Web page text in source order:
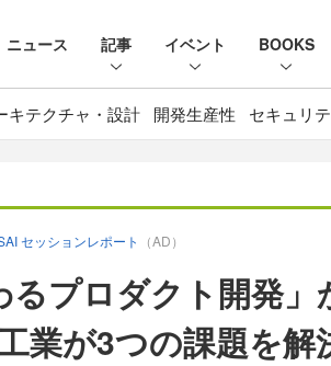
ニュース 記事 イベント BOOKS
キテクチャ・設計 開発生産性 セキュリ
セッションレポート （AD）
るプロダクト開発
業が3つの課題を解